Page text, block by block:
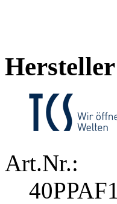
Art.Nr.: